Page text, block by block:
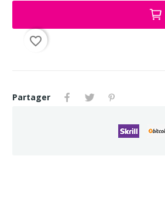
favorite_border
Partager